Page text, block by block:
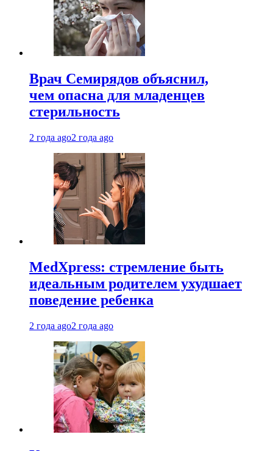
Врач Семирядов объяснил,
чем опасна для младенцев
стерильность
2 года ago2 года ago
MedXpress: стремление быть
идеальным родителем ухудшает
поведение ребенка
2 года ago2 года ago